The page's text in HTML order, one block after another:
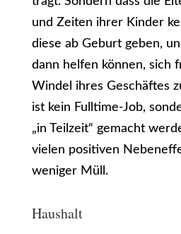
und Zeiten ihrer Kinder
diese ab Geburt geben,
dann helfen können, sich
Windel ihres Geschäftes
ist kein Fulltime-Job,
„in Teilzeit“ gemacht
vielen positiven
weniger Müll.
Haushalt